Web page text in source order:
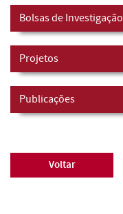
Bolsas de Investigação
Projetos
Publicações
Voltar